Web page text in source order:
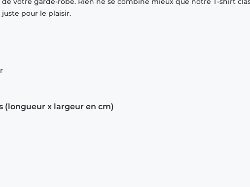
juste pour le plaisir.
(longueur x largeur en cm)